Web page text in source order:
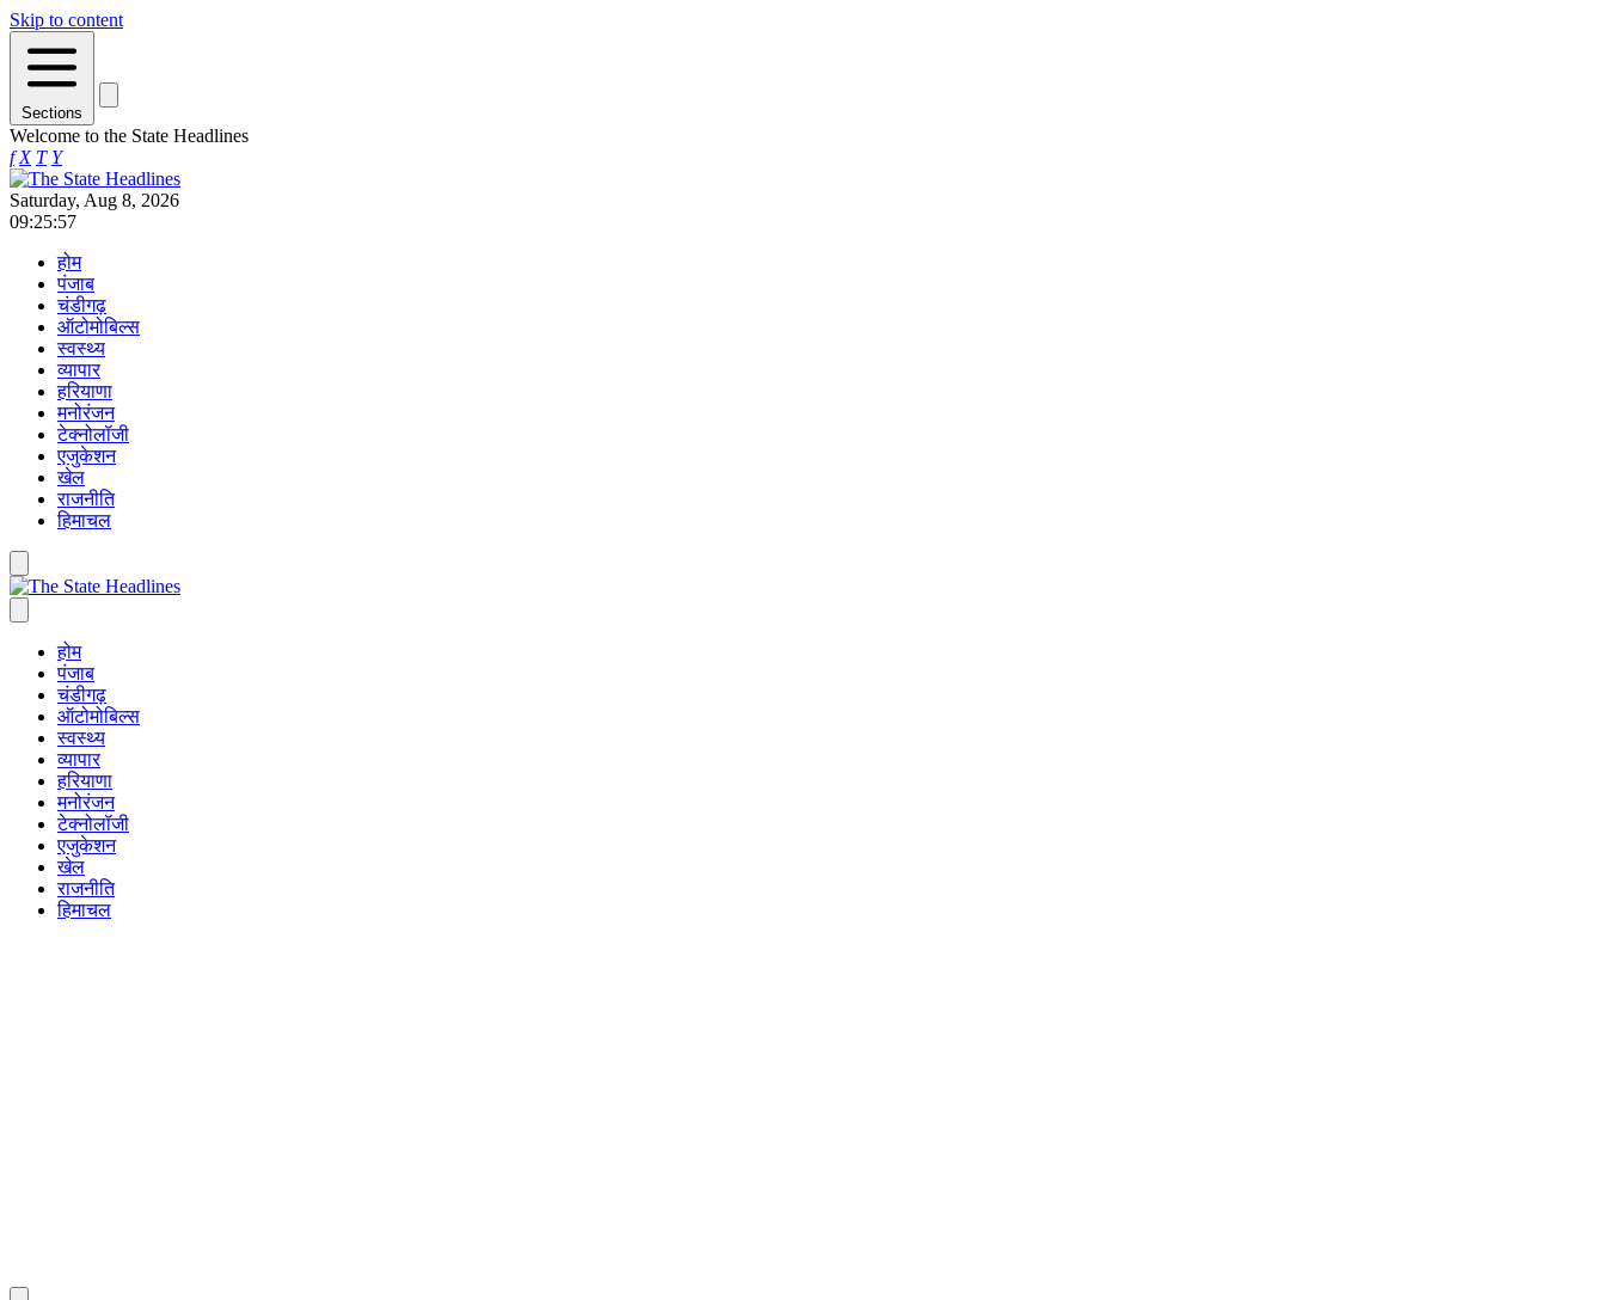
Skip to content
Sections
Welcome to the State Headlines
f X T Y
Saturday, Aug 8, 2026
09:25:57
होम
पंजाब
चंडीगढ़
ऑटोमोबिल्स
स्वस्थ्य
व्यापार
हरियाणा
मनोरंजन
टेक्नोलॉजी
एजुकेशन
खेल
राजनीति
हिमाचल
होम
पंजाब
चंडीगढ़
ऑटोमोबिल्स
स्वस्थ्य
व्यापार
हरियाणा
मनोरंजन
टेक्नोलॉजी
एजुकेशन
खेल
राजनीति
हिमाचल